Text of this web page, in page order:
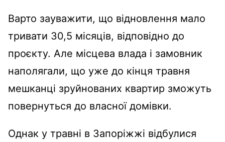
Варто зауважити, що відновлення мало
тривати 30,5 місяців, відповідно до
проєкту. Але місцева влада і замовник
наполягали, що уже до кінця травня
мешканці зруйнованих квартир зможуть
повернуться до власної домівки.
Однак у травні в Запоріжжі відбулися